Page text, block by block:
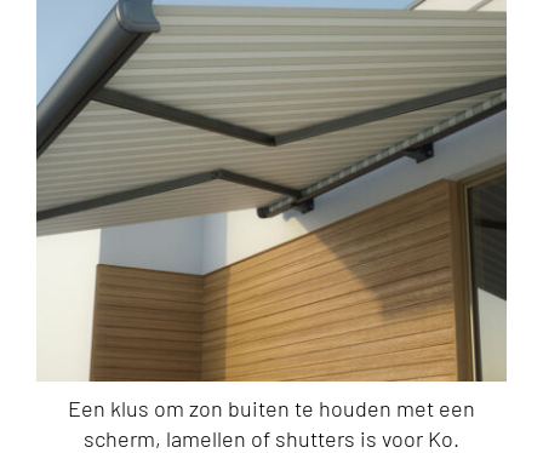
Een klus om zon buiten te houden met een
scherm, lamellen of shutters is voor Ko.